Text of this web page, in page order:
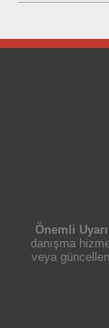
Önemli
danışma
veya